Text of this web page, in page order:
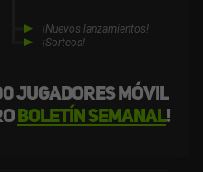
jugadores móvil
boletín semanal!
¡Nuevos lanzamientos!
¡Sorteos!